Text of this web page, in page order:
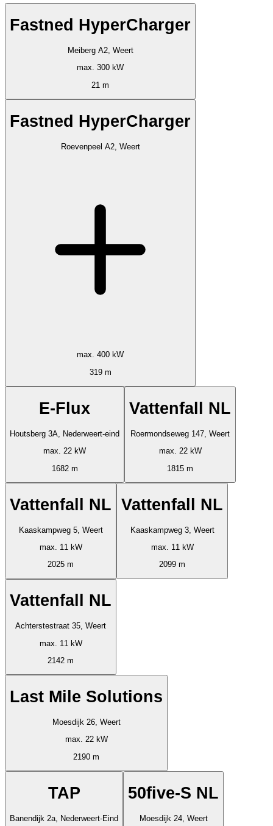
Fastned HyperCharger
Meiberg A2, Weert
max. 300 kW
21 m
Fastned HyperCharger
Roevenpeel A2, Weert
max. 400 kW
319 m
E-Flux
Houtsberg 3A, Nederweert-eind
max. 22 kW
1682 m
Vattenfall NL
Roermondseweg 147, Weert
max. 22 kW
1815 m
Vattenfall NL
Kaaskampweg 5, Weert
max. 11 kW
2025 m
Vattenfall NL
Kaaskampweg 3, Weert
max. 11 kW
2099 m
Vattenfall NL
Achterstestraat 35, Weert
max. 11 kW
2142 m
Last Mile Solutions
Moesdijk 26, Weert
max. 22 kW
2190 m
TAP
Banendijk 2a, Nederweert-Eind
50five-S NL
Moesdijk 24, Weert